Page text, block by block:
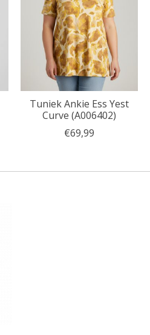
Tuniek Ankie Ess Yest
Curve (A006402)
€69,99